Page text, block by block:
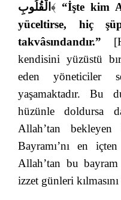
الْقُلُوبِ ﴾ “İşte kim
yüceltirse, hiç
takvâsındandır.”
kendisini yüzüstü
eden yöneticiler
yaşamaktadır. Bu
hüzünle doldursa
Allah’tan
Bayramı’nı en
Allah’tan bu
izzet günleri